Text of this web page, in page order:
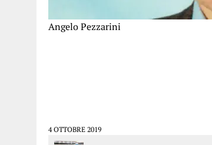
Angelo Pezzarini
4 OTTOBRE 2019